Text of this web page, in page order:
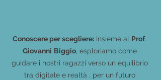
Conoscere per scegliere: insieme al Prof.
Giovanni Biggio, esploriamo come
guidare i nostri ragazzi verso un equilibrio
tra digitale e realtà , per un futuro